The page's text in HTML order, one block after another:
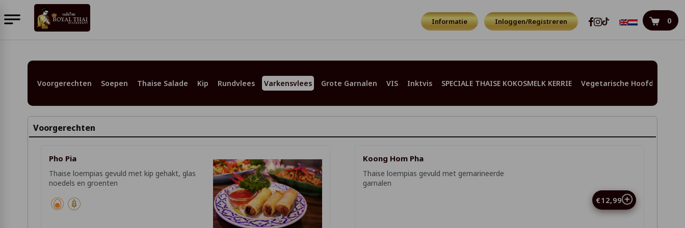
Informatie Inloggen/Registreren 0
Voorgerechten Soepen Thaise Salade Kip Rundvlees Varkensvlees Grote Garnalen VIS Inktvis SPECIALE THAISE KOKOSMELK KERRIE Vegetarische
Voorgerechten
Pho Pia
Thaise loempias gevuld met kip gehakt, glas
noedels en groenten
Koong Hom Pha
Thaise loempias gevuld met gemarineerde
garnalen
€12,99